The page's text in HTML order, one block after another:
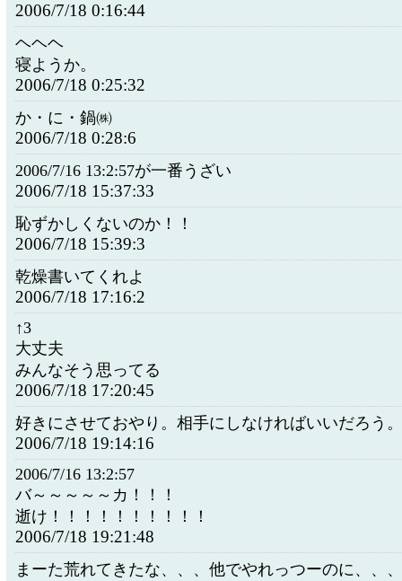
2006/7/18 0:16:44
ヘヘヘ
寝ようか。
2006/7/18 0:25:32
か・に・鍋㈱
2006/7/18 0:28:6
2006/7/16 13:2:57が一番うざい
2006/7/18 15:37:33
恥ずかしくないのか！！
2006/7/18 15:39:3
乾燥書いてくれよ
2006/7/18 17:16:2
↑3
大丈夫
みんなそう思ってる
2006/7/18 17:20:45
好きにさせておやり。相手にしなければいいだろう。
2006/7/18 19:14:16
2006/7/16 13:2:57
バ～～～～～カ！！！
逝け！！！！！！！！！！
2006/7/18 19:21:48
まーた荒れてきたな、、、他でやれっつーのに、、、